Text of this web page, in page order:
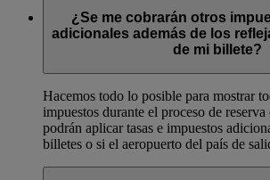
¿Se me cobrarán otros
adicionales además de los
de mi billete?
Hacemos todo lo posible para mostrar
impuestos durante el proceso de
podrán aplicar tasas e impuestos
billetes o si el aeropuerto del país de